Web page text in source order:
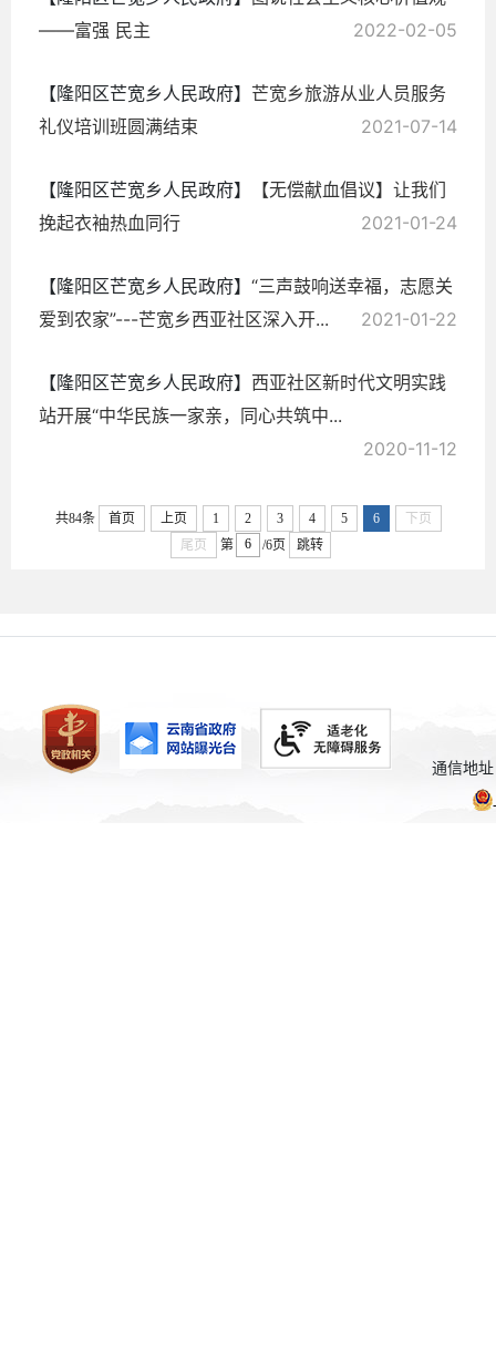
——富强 民主
2022-02-05
【隆阳区芒宽乡人民政府】 芒宽乡旅游从业人员服务
礼仪培训班圆满结束
2021-07-14
【隆阳区芒宽乡人民政府】
【无偿献血倡议】让我们
挽起衣袖热血同行
2021-01-24
【隆阳区芒宽乡人民政府】 “三声鼓响送幸福，志愿关
爱到农家”---芒宽乡西亚社区深入开...
2021-01-22
【隆阳区芒宽乡人民政府】 西亚社区新时代文明实践
站开展“中华民族一家亲，同心共筑中...
2020-11-12
共84条 首页 上页 1 2 3 4 5 6
下页
尾页
第 /6页 跳转
通信地